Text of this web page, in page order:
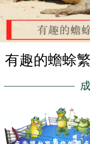
有趣的蟾蜍